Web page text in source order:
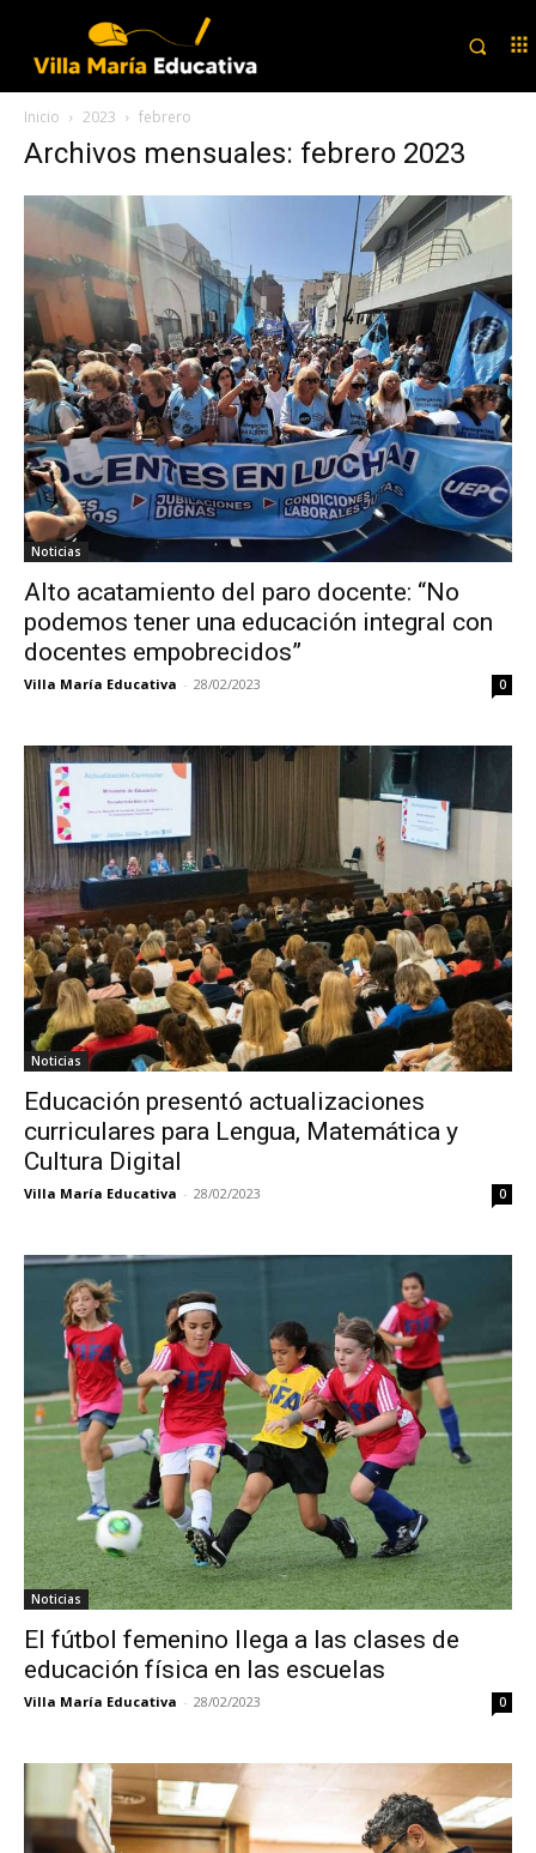
Inicio 2023 febrero
Archivos mensuales: febrero 2023
Noticias
Alto acatamiento del paro docente: “No
podemos tener una educación integral con
docentes empobrecidos”
Villa María Educativa - 28/02/2023 0
Noticias
Educación presentó actualizaciones
curriculares para Lengua, Matemática y
Cultura Digital
Villa María Educativa - 28/02/2023 0
Noticias
El fútbol femenino llega a las clases de
educación física en las escuelas
Villa María Educativa - 28/02/2023 0